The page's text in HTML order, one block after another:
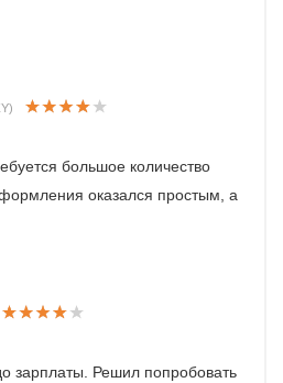
большое количество
оказался простым, а
зарплаты. Решил попробовать